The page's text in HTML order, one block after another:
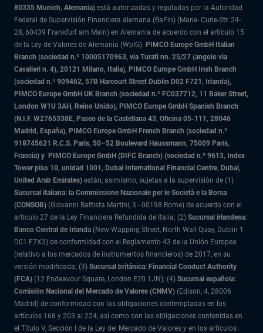
80335 Munich, Alemania) está autorizadas y reguladas por la Autoridad
Federal de Supervisión Financiera alemana (BaFin) (Marie- Curie-Str. 24-
28, 60439 Frankfurt am Main) en Alemania de acuerdo con el artículo 15
de la Ley de Valores de Alemania (WpIG). PIMCO Europe GmbH Italian
Branch (sociedad n.º 10005170963, via Turati nn. 25/27 (angolo via
Cavalieri n. 4), 20121 Milano, Italia), PIMCO Europe GmbH Irish Branch
(sociedad n.º 909462, 57B Harcourt Street Dublin D02 F721, Irlanda),
PIMCO Europe GmbH UK Branch (sociedad n.º FC037712, 11 Baker Street,
London W1U 3AH, Reino Unido), PIMCO Europe GmbH Spanish Branch
(N.I.F. W2765338E, Paseo de la Castellana 43, Oficina 05-111, 28046
Madrid, España), PIMCO Europe GmbH French Branch (sociedad n.º
918745621 R.C.S. Paris, 50–52 Boulevard Haussmann, 75009 París,
Francia) y PIMCO Europe GmbH (DIFC Branch) (sociedad n.º 9613, Index
Tower piso 10, unidad 1001, Dubai International Financial Centre, Dubai,
United Arab Emirates) están, asimismo, sujetas a la supervisión de (1)
Sucursal italiana: la Commissione Nazionale per le Società e la Borsa
(CONSOB) (Giovanni Battista Martini, 3 - 00198 Rome) de acuerdo con el
artículo 27 de la Ley Financiera Refundida de Italia; (2) Sucursal irlandesa:
Banco Central de Irlanda (New Wapping Street, North Wall Quay, Dublin 1
D01 F7X3) de conformidad con el Reglamento 43 de la Unión Europea
(relativo a los mercados de instrumentos financieros) de 2017, en su
versión modificada; (3) Sucursal británica: Financial Conduct Authority
(FCA) (12 Endeavour Square, London E20 1JN); (4) Sucursal española:
Comisión Nacional del Mercado de Valores (CNMV) (Edison, 4, 28006
Madrid) de conformidad con las obligaciones contempladas en los
artículos 168 y 203 al 224, así como con las obligaciones contenidas en
el Título V, Sección I de la Ley del Mercado de Valores y en los artículos